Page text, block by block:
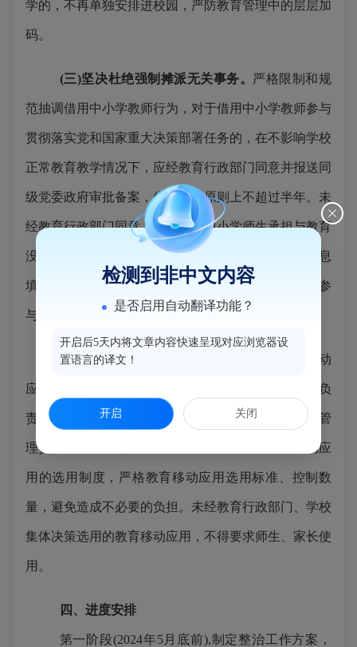
学的，不再单独安排进校园，严防教育管理中的层层加
码。
(三)坚决杜绝强制摊派无关事务。 严格限制和规
范抽调借用中小学教师行为，对于借用中小学教师参与
贯彻落实党和国家重大决策部署任务的，在不影响学校
正常教育教学情况下，应经教育行政部门同意并报送 同
级党委政府审批备案，借用期限原则上不超过半年。未
经教育行政部门同意，不得要求中小学师生承担与教育
没有实质关联的调查测评、网络投票、普查统计、信息
填报等 工作，除国家有明确规定外，不得提出参
与率、达标率等硬性要求。
(四)规范教育移动应用使用管理。 落实教育移动
应用审核备案制度，按照 “谁主管谁负责、谁开发谁负
责、谁选用谁负责”的原则，建立健全教育移动应用管
理责任体系。教育行政部门和学校应当制定教育移动应
用的选用制度，严格教育移动应用选用标准、控制数
量，避免造成不必要的负担。未经教育行政部门、学校
集体决策选用的教育移动应用，不得要求师生、家长使
用。
四、进度安排
第一阶段(2024年5月底前),制定整治工作方案，
检测到非中文内容
是否启用自动翻译功能？
开启后5天内将文章内容快速呈现对应浏览器设
置语言的译文！
开启 关闭